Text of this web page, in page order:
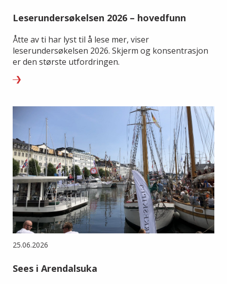
Leserundersøkelsen 2026 – hovedfunn
Åtte av ti har lyst til å lese mer, viser
leserundersøkelsen 2026. Skjerm og konsentrasjon
er den største utfordringen.
25.06.2026
Sees i Arendalsuka